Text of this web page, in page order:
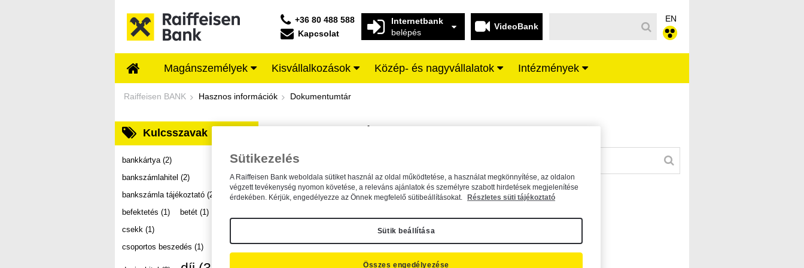
+36 80 488 588
Kapcsolat
Internetbank
belépés
VideoBank
EN
Magánszemélyek Kisvállalkozások Közép- és nagyvállalatok Intézmények
Dokumentumtár - Raiffeisen BANK
Raiffeisen BANK Hasznos információk Dokumentumtár
Kulcsszavak
bankkártya (2)
bankszámlahitel (2)
bankszámla tájékoztató (2)
befektetés (1) betét (1)
csekk (1)
csoportos beszedés (1)
A dokumentum kereséséhez kérjük, írja be a keresőszót a mezőbe.
Sütikezelés
A Raiffeisen Bank weboldala sütiket használ az oldal működtetése, a használat megkönnyítése, az oldalon
végzett tevékenység nyomon követése, a releváns ajánlatok és személyre szabott hirdetések megjelenítése
érdekében. Kérjük, engedélyezze az Önnek megfelelő sütibeállításokat.
Részletes süti tájékoztató
Sütik beállítása
Összes engedélyezése